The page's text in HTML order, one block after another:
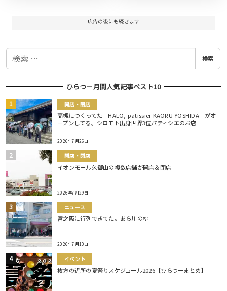
広告の後にも続きます
検
検索
ひらつー月間人気記事ベスト10
開店・閉店
高槻につくってた「HALO, patissier KAORU YOSHIDA」がオ
ープンしてる。シロモト出身世界3位パティシエのお店
2026年7月26日
開店・閉店
イオンモール久御山の複数店舗が開店＆閉店
2026年7月29日
ニュース
宮之阪に行列できてた。あら川の桃
2026年7月10日
イベント
枚方の近所の夏祭りスケジュール2026【ひらつーまとめ】